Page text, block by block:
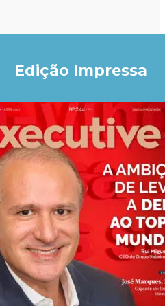
Edição Impressa